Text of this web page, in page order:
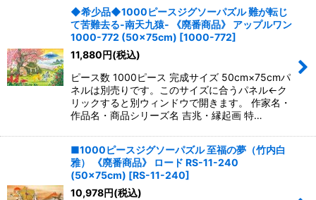
◆希少品◆1000ピースジグソーパズル 難が転じ
て苦難去る-南天九猿- 《廃番商品》 アップルワン
1000-772 (50×75cm) [1000-772]
11,880円(税込)
ピース数 1000ピース 完成サイズ 50cm×75cmパ
ネルは別売りです。このサイズに合うパネル←ク
リックすると別ウィンドウで開きます。 作家名・
作品名・商品シリーズ名 吉兆・縁起画 特…
■1000ピースジグソーパズル 至福の夢（竹内白
雅） 《廃番商品》 ロード RS-11-240
(50×75cm) [RS-11-240]
10,978円(税込)